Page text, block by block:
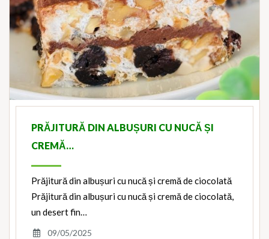
PRĂJITURĂ DIN ALBUȘURI CU NUCĂ ȘI
CREMĂ…
Prăjitură din albușuri cu nucă și cremă de ciocolată
Prăjitură din albușuri cu nucă și cremă de ciocolată,
un desert fin…
09/05/2025